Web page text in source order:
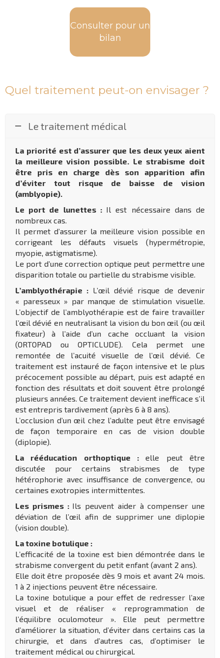
Consulter pour un
bilan
Quel traitement peut-on envisager ?
Le traitement médical
La priorité est d’assurer que les deux yeux aient
la meilleure vision possible. Le strabisme doit
être pris en charge dès son apparition afin
d’éviter tout risque de baisse de vision
(amblyopie).
Le port de lunettes : Il est nécessaire dans de
nombreux cas.
Il permet d’assurer la meilleure vision possible en
corrigeant les défauts visuels (hypermétropie,
myopie, astigmatisme).
Le port d’une correction optique peut permettre une
disparition totale ou partielle du strabisme visible.
L’amblyothérapie : L’œil dévié risque de devenir
« paresseux » par manque de stimulation visuelle.
L’objectif de l’amblyothérapie est de faire travailler
l’œil dévié en neutralisant la vision du bon œil (ou œil
fixateur) à l’aide d’un cache occluant la vision
(ORTOPAD ou OPTICLUDE). Cela permet une
remontée de l’acuité visuelle de l’œil dévié. Ce
traitement est instauré de façon intensive et le plus
précocement possible au départ, puis est adapté en
fonction des résultats et doit souvent être prolongé
plusieurs années. Ce traitement devient inefficace s’il
est entrepris tardivement (après 6 à 8 ans).
L’occlusion d’un œil chez l’adulte peut être envisagé
de façon temporaire en cas de vision double
(diplopie).
La rééducation orthoptique :elle peut être
discutée pour certains strabismes de type
hétérophorie avec insuffisance de convergence, ou
certaines exotropies intermittentes.
Les prismes : Ils peuvent aider à compenser une
déviation de l’œil afin de supprimer une diplopie
(vision double).
La toxine botulique :
L’efficacité de la toxine est bien démontrée dans le
strabisme convergent du petit enfant (avant 2 ans).
Elle doit être proposée dès 9 mois et avant 24 mois.
1 à 2 injections peuvent être nécessaire.
La toxine botulique a pour effet de redresser l’axe
visuel et de réaliser « reprogrammation de
l’équilibre oculomoteur ». Elle peut permettre
d’améliorer la situation, d’éviter dans certains cas la
chirurgie, et dans d’autres cas, d’optimiser le
traitement médical ou chirurgical.